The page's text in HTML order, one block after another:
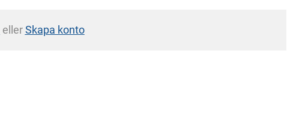
ellerSkapa konto